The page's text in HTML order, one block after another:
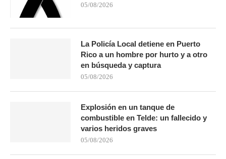
05/08/2026
La Policía Local detiene en Puerto
Rico a un hombre por hurto y a otro
en búsqueda y captura
05/08/2026
Explosión en un tanque de
combustible en Telde: un fallecido y
varios heridos graves
05/08/2026